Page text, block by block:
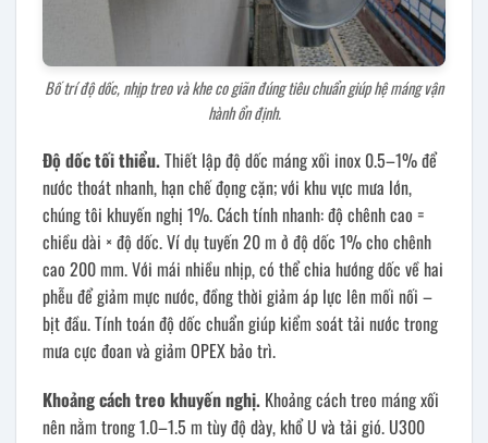
Bố trí độ dốc, nhịp treo và khe co giãn đúng tiêu chuẩn giúp hệ máng vận
hành ổn định.
Độ dốc tối thiểu.Thiết lập độ dốc máng xối inox 0.5–1% để
nước thoát nhanh, hạn chế đọng cặn; với khu vực mưa lớn,
chúng tôi khuyến nghị 1%. Cách tính nhanh: độ chênh cao =
chiều dài × độ dốc. Ví dụ tuyến 20 m ở độ dốc 1% cho chênh
cao 200 mm. Với mái nhiều nhịp, có thể chia hướng dốc về hai
phễu để giảm mực nước, đồng thời giảm áp lực lên mối nối –
bịt đầu. Tính toán độ dốc chuẩn giúp kiểm soát tải nước trong
mưa cực đoan và giảm OPEX bảo trì.
Khoảng cách treo khuyến nghị. Khoảng cách treo máng xối
nên nằm trong 1.0–1.5 m tùy độ dày, khổ U và tải gió. U300